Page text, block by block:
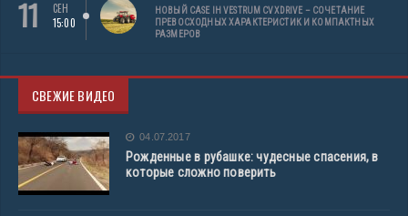
11
СЕН
15:00
НОВЫЙ CASE IH VESTRUM CVXDRIVE – СОЧЕТАНИЕ
ПРЕВОСХОДНЫХ ХАРАКТЕРИСТИК И КОМПАКТНЫХ
РАЗМЕРОВ
СВЕЖИЕ ВИДЕО
04.07.2017
Рожденные в рубашке: чудесные спасения, в
которые сложно поверить